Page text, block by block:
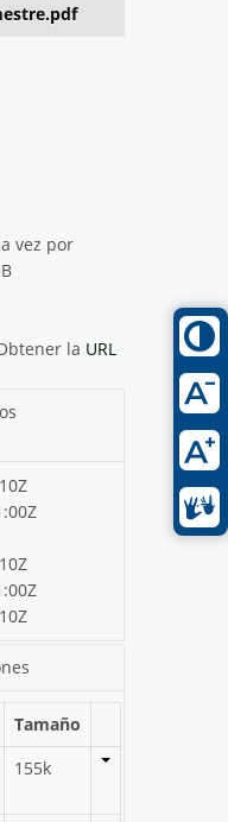
vez por
la URL
Tamaño
155k